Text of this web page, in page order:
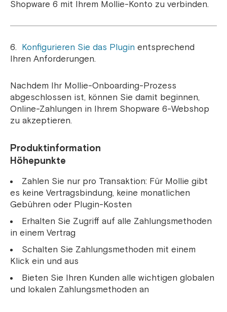
Shopware 6 mit Ihrem Mollie-Konto zu verbinden.
6. Konfigurieren Sie das Plugin entsprechend
Ihren Anforderungen.
Nachdem Ihr Mollie-Onboarding-Prozess
abgeschlossen ist, können Sie damit beginnen,
Online-Zahlungen in Ihrem Shopware 6-Webshop
zu akzeptieren.
Produktinformation
Höhepunkte
Zahlen Sie nur pro Transaktion: Für Mollie gibt
es keine Vertragsbindung, keine monatlichen
Gebühren oder Plugin-Kosten
Erhalten Sie Zugriff auf alle Zahlungsmethoden
in einem Vertrag
Schalten Sie Zahlungsmethoden mit einem
Klick ein und aus
Bieten Sie Ihren Kunden alle wichtigen globalen
und lokalen Zahlungsmethoden an